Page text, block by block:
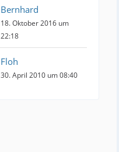
Bernhard
18. Oktober 2016 um
22:18
Floh
30. April 2010 um 08:40